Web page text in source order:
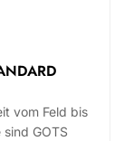
vom Feld bis
GOTS